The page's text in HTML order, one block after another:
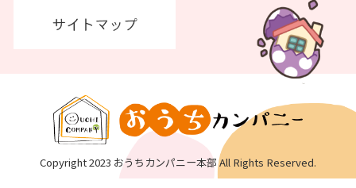
Copyright 2023 おうちカンパニー本部 All Rights Reserved.